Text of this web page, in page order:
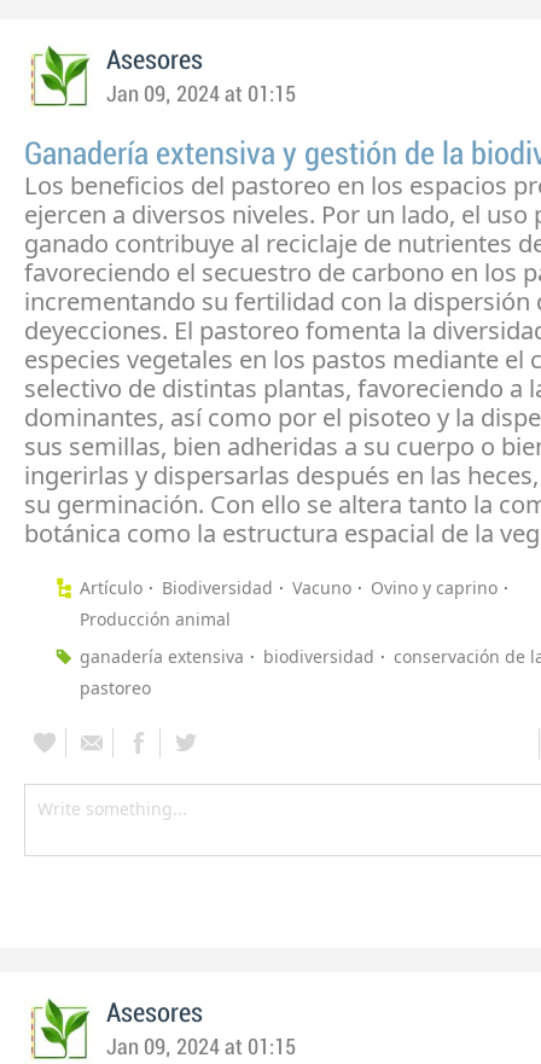
Asesores
Jan 09, 2024 at 01:15
Ganadería extensiva y gestión de la
Los beneficios del pastoreo en los espacios
ejercen a diversos niveles. Por un lado, el uso
ganado contribuye al reciclaje de nutrientes
favoreciendo el secuestro de carbono en los
incrementando su fertilidad con la dispersión
deyecciones. El pastoreo fomenta la
especies vegetales en los pastos mediante el
selectivo de distintas plantas, favoreciendo a
dominantes, así como por el pisoteo y la
sus semillas, bien adheridas a su cuerpo o
ingerirlas y dispersarlas después en las
su germinación. Con ello se altera tanto la
botánica como la estructura espacial de la
Artículo Biodiversidad Vacuno
Ovino y caprino
Producción animal
ganadería extensiva
biodiversidad
conservación de
pastoreo
Asesores
Jan 09, 2024 at 01:15